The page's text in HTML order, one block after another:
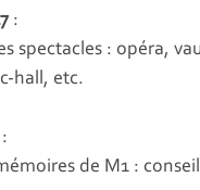
:
spectacles : opéra,
hall, etc.
:
de M1 :